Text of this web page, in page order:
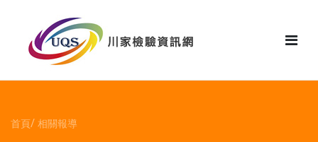
首頁 相關報導